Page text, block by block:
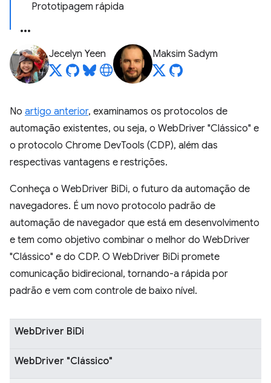
Prototipagem rápida
Jecelyn Yeen Maksim Sadym
No artigo anterior, examinamos os protocolos de
automação existentes, ou seja, o WebDriver "Clássico" e
o protocolo Chrome DevTools (CDP), além das
respectivas vantagens e restrições.
Conheça o WebDriver BiDi, o futuro da automação de
navegadores. É um novo protocolo padrão de
automação de navegador que está em desenvolvimento
e tem como objetivo combinar o melhor do WebDriver
"Clássico" e do CDP. O WebDriver BiDi promete
comunicação bidirecional, tornando-a rápida por
padrão e vem com controle de baixo nível.
WebDriver BiDi
WebDriver "Clássico"